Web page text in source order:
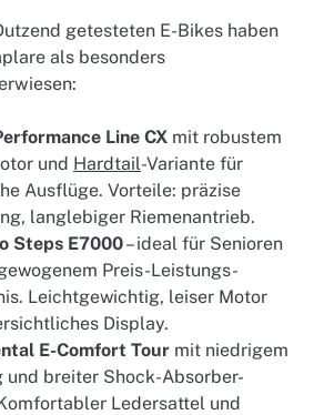
getesteten E-Bikes haben
als besonders
Line CX mit robustem
und Hardtail-Variante für
Ausflüge. Vorteile: präzise
langlebiger Riemenantrieb.
Steps E7000– ideal für Senioren
Preis-Leistungs-
Leichtgewichtig, leiser Motor
Display.
E-Comfort Tour mit niedrigem
und breiter Shock-Absorber-
Ledersattel und